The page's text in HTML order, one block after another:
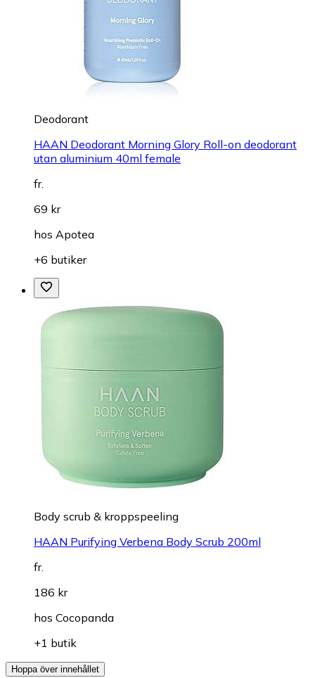
Deodorant
HAAN Deodorant Morning Glory Roll-on deodorant
utan aluminium 40ml female
fr.
69 kr
hos Apotea
+6 butiker
Body scrub & kroppspeeling
HAAN Purifying Verbena Body Scrub 200ml
fr.
186 kr
hos Cocopanda
+1 butik
Hoppa över innehållet